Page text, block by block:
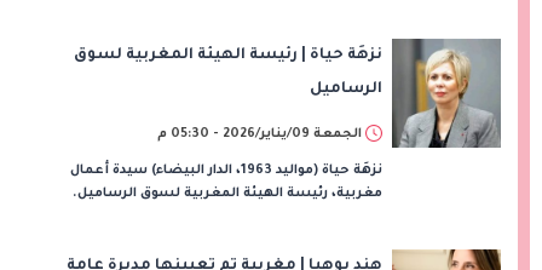
نزهَة حياة | رئيسة الهيئة المغربية لسوق
الرساميل
الجمعة 09/يناير/2026 - 05:30 م
نزهَة حياة (مواليد 1963، الدار البيضاء) سيدة أعمال
مغربية، رئيسة الهيئة المغربية لسوق الرساميل.
هند بوهيا | مغربية تم تعيينها مديرة عامة